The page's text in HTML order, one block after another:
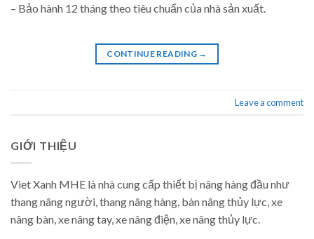
– Bảo hành 12 tháng theo tiêu chuẩn của nhà sản xuất.
CONTINUE READING →
Leave a comment
GIỚI THIỆU
Viet Xanh MHE là nhà cung cấp thiết bị nâng hàng đầu như
thang nâng người, thang nâng hàng, bàn nâng thủy lực, xe
nâng bàn, xe nâng tay, xe nâng điện, xe nâng thủy lực.